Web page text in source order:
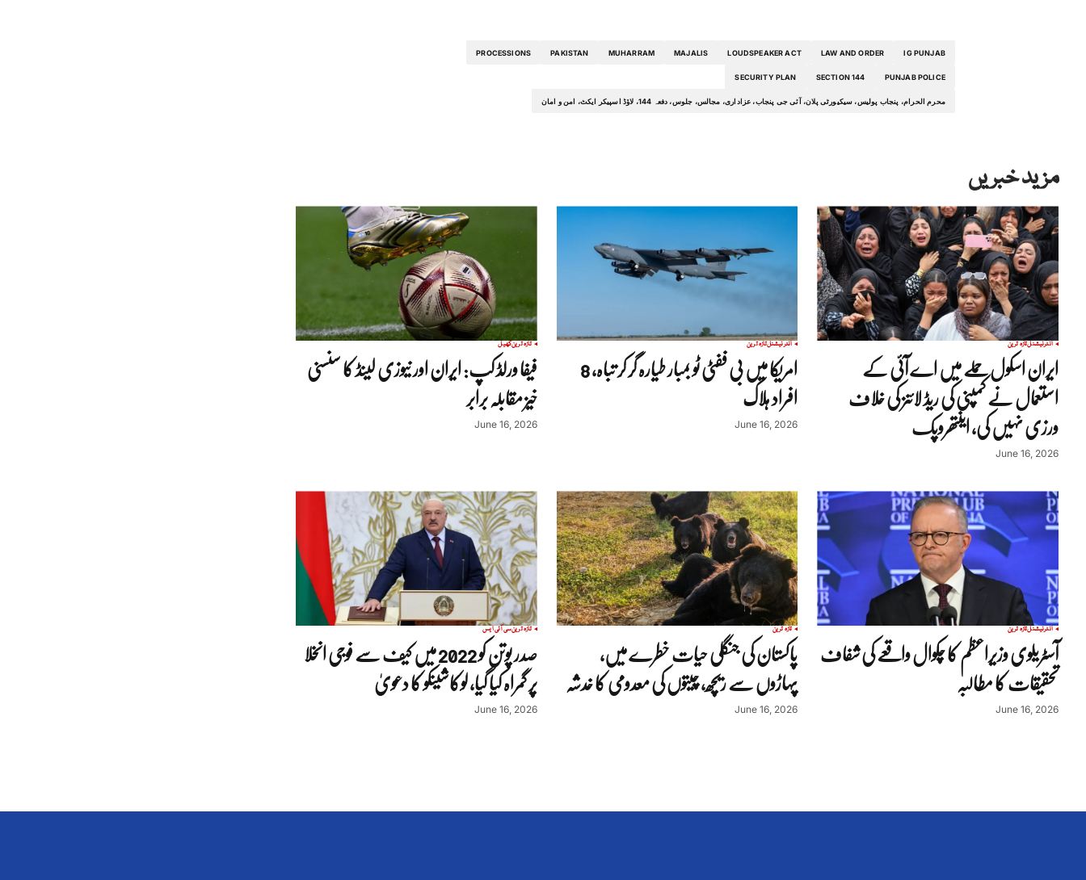
IG PUNJAB
LAW AND ORDER
LOUDSPEAKER ACT
MAJALIS
MUHARRAM
PAKISTAN
PROCESSIONS
PUNJAB POLICE
SECTION 144
SECURITY PLAN
محرم الحرام، پنجاب پولیس، سیکیورٹی پلان، آئی جی پنجاب، عزاداری، مجالس، جلوس، دفعہ 144، لاؤڈ اسپیکر ایکٹ، امن و امان
مزید خبریں
انٹرنیشنلتازہ ترین
ایران اسکول حملے میں اے آئی کے
استعمال نے کمپنی کی ریڈ لائنز کی خلاف
ورزی نہیں کی، اینتھروپک
June 16, 2026
انٹرنیشنلتازہ ترین
امریکا میں بی ففٹی ٹو بمبار طیارہ گر کر تباہ، 8
افراد ہلاک
June 16, 2026
تازہ ترینکھیل
فیفا ورلڈ کپ: ایران اور نیوزی لینڈ کا سنسنی
خیز مقابلہ برابر
June 16, 2026
انٹرنیشنلتازہ ترین
آسٹریلوی وزیراعظم کا چکوال واقعے کی شفاف
تحقیقات کا مطالبہ
June 16, 2026
تازہ ترین
پاکستان کی جنگلی حیات خطرے میں،
پہاڑوں سے ریچھ، چیتوں کی معدومی کا خدشہ
June 16, 2026
تازہ ترینسی آئی ایس
صدر پوتن کو 2022 میں کیف سے فوجی انخلا
پر گمراہ کیا گیا، لوکاشینکو کا دعویٰ
June 16, 2026